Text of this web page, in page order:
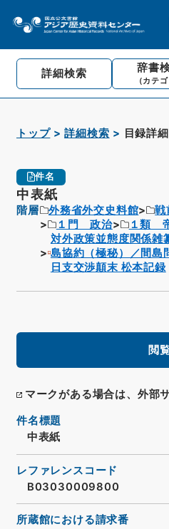
詳細検索 辞書
（カテゴ
トップ 詳細検索 目録詳細
件名
中表紙
階層 外務省外交史料館
戦
１門 政治
１類
対外政策並態度関係雑
島協約（極秘）／間島
日支交渉顛末 松本記録
閲
マークがある場合は、外部
件名標題
中表紙
レファレンスコード
B03030009800
所蔵館における請求番